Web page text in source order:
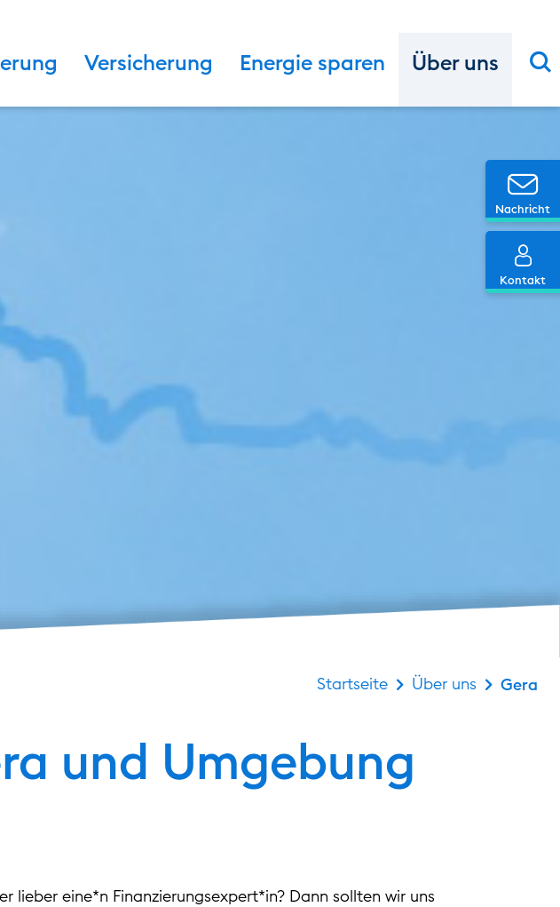
Versicherung Energie sparen Über uns
Startseite Über uns Gera
und Umgebung
eine*n Finanzierungsexpert*in? Dann sollten wir uns
Nachricht
Kontakt